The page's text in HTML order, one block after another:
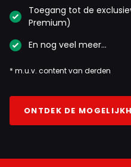
Toegang tot de
Premium)
En nog veel meer…
* m.u.v. content van derden
ONTDEK DE